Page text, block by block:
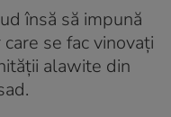
însă să impună
se fac vinovaţi
alawite din